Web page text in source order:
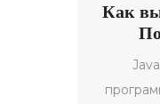
Как